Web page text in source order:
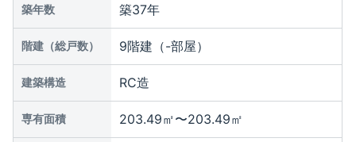
築年数 築37年
階建（総戸数） 9階建（-部屋）
建築構造 RC造
専有面積 203.49㎡〜203.49㎡